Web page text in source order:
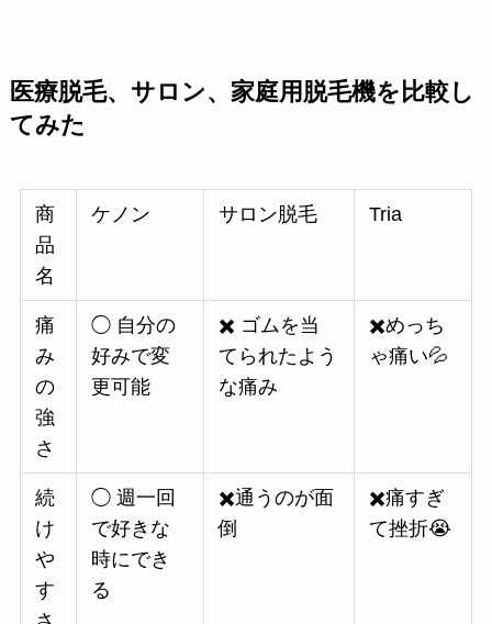
医療脱毛、サロン、家庭用脱毛機を比較し
てみた
商
品
名
ケノン サロン脱毛 Tria
痛
み
の
強
さ
◯ 自分の
好みで変
更可能
✖️ ゴムを当
てられたよう
な痛み
✖️めっち
ゃ痛い💦
続
け
や
す
◯ 週一回
で好きな
時にでき
る
✖️通うのが面
倒
✖️痛すぎ
て挫折😭